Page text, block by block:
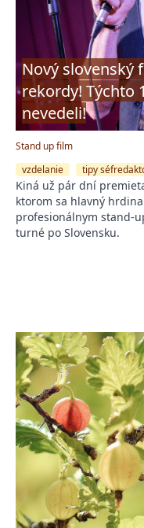
Nový slovenský
rekordy! Týchto
nevedeli!
Stand up film
vzdelanie
tipy
Kiná už pár dní
ktorom sa hlavný
profesionálnym stand-
turné po Slovensku.